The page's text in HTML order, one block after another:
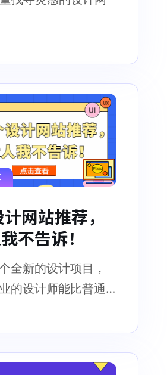
网站推荐，
不告诉！
全新的设计项目，
的设计师能比普通
富的设计灵感